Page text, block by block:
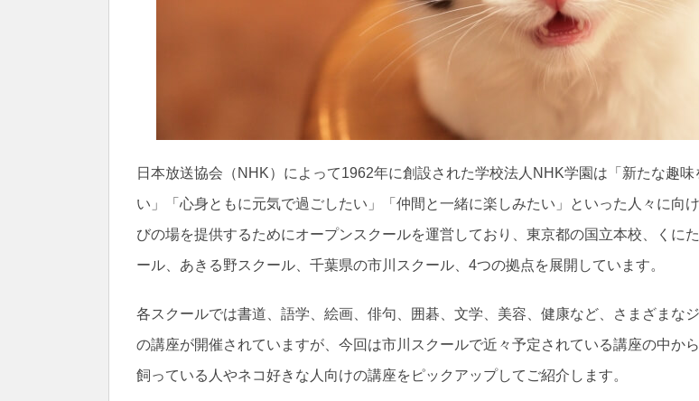
日本放送協会（NHK）によって1962年に創設された学校法人NHK学園は「新たな趣味
い」「心身ともに元気で過ごしたい」「仲間と一緒に楽しみたい」といった人々に向
びの場を提供するためにオープンスクールを運営しており、東京都の国立本校、くに
ール、あきる野スクール、千葉県の市川スクール、4つの拠点を展開しています。
各スクールでは書道、語学、絵画、俳句、囲碁、文学、美容、健康など、さまざまな
の講座が開催されていますが、今回は市川スクールで近々予定されている講座の中か
飼っている人やネコ好きな人向けの講座をピックアップしてご紹介します。